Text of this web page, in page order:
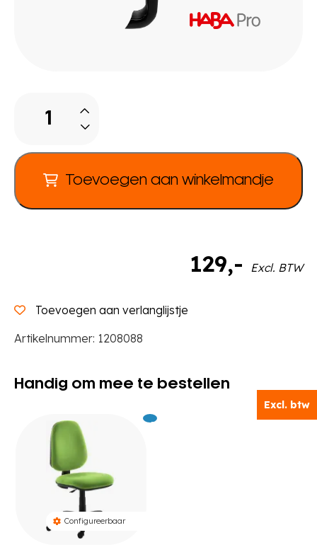
Excl. btw
aantal
Toevoegen aan winkelmandje
Toevoegen aan verlanglijstje
Artikelnummer: 1208088
129,- Excl. BTW
Handig om mee te bestellen
Configureerbaar
Excl.